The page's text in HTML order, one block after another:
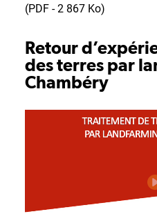
(PDF - 2 867 Ko)
Retour
des terres par
Chambéry